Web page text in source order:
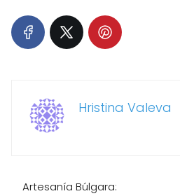
Hristina Valeva
Artesanía Búlgara: